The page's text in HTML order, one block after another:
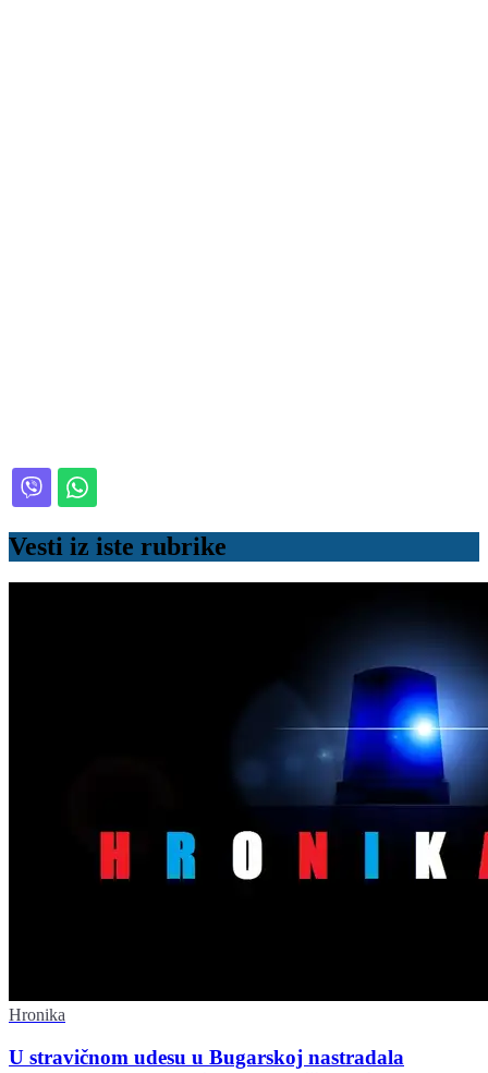
Vesti iz iste rubrike
Hronika
U stravičnom udesu u Bugarskoj nastradala